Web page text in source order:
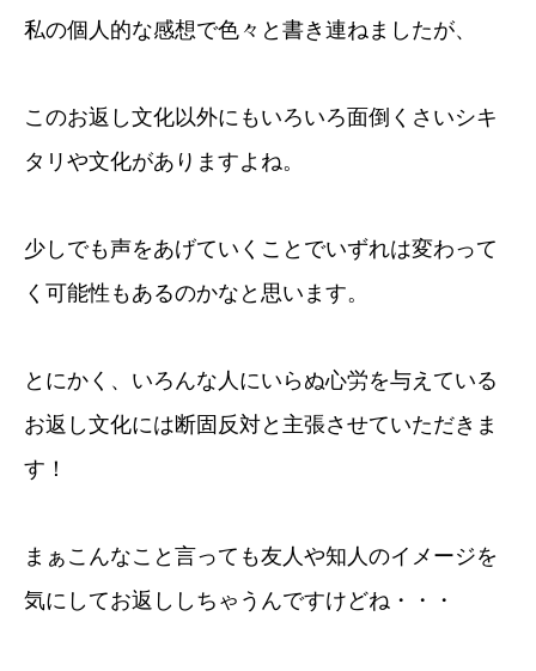
私の個人的な感想で色々と書き連ねましたが、
このお返し文化以外にもいろいろ面倒くさいシキ
タリや文化がありますよね。
少しでも声をあげていくことでいずれは変わって
く可能性もあるのかなと思います。
とにかく、いろんな人にいらぬ心労を与えている
お返し文化には断固反対と主張させていただきま
す！
まぁこんなこと言っても友人や知人のイメージを
気にしてお返ししちゃうんですけどね・・・